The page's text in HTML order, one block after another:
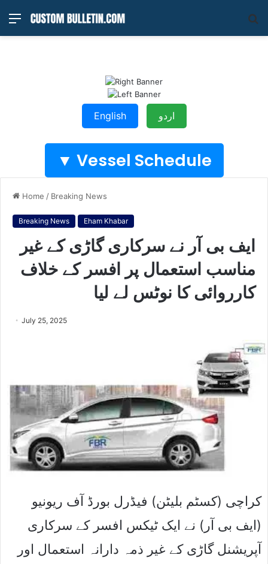
Menu
English اردو
Vessel Schedule ▼
Home / Breaking News
Breaking News Eham Khabar
ایف بی آر نے سرکاری گاڑی کے غیر
مناسب استعمال پر افسر کے خلاف
کارروائی کا نوٹس لے لیا
July 25, 2025
کراچی (کسٹم بلیٹن) فیڈرل بورڈ آف ریونیو
(ایف بی آر) نے ایک ٹیکس افسر کے سرکاری
آپریشنل گاڑی کے غیر ذمہ دارانہ استعمال اور